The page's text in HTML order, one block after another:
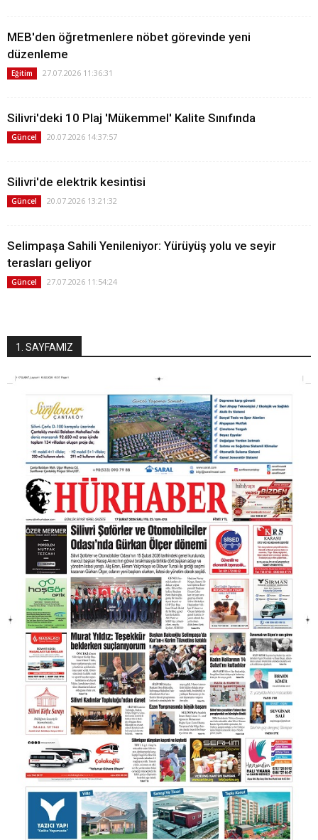
MEB'den öğretmenlere nöbet görevinde yeni
düzenleme
Eğitim 27.07.2026 11:36:31
Silivri'deki 10 Plaj 'Mükemmel' Kalite Sınıfında
Güncel 20.07.2026 14:37:57
Silivri'de elektrik kesintisi
Güncel 20.07.2026 13:21:32
Selimpaşa Sahili Yenileniyor: Yürüyüş yolu ve seyir
terasları geliyor
Güncel 27.07.2026 11:54:24
1. SAYFAMIZ